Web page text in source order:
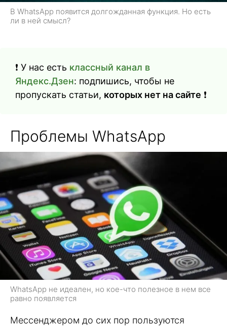
В WhatsApp появится долгожданная функция. Но есть
ли в ней смысл?
❗️ У нас есть классный канал в
Яндекс.Дзен: подпишись, чтобы не
пропускать статьи, которых нет на сайте ❗️
Проблемы WhatsApp
WhatsApp не идеален, но кое-что полезное в нем все
равно появляется
Мессенджером до сих пор пользуются